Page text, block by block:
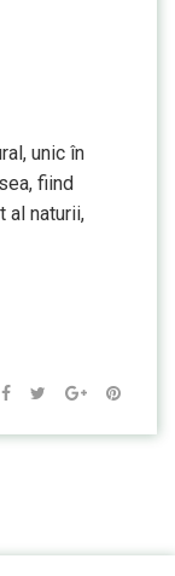
unic în
fiind
al naturii,